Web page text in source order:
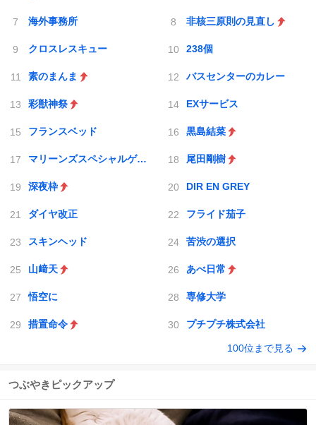
海外事務所 非核三原則の見直し
クロスレスキュー 238個
素のまんま バスセンターのカレー
彩獣神祭 EXサービス
フランスベッド 黒島結菜
マリーンズスペシャルゲーム 尾田剛樹
深夜枠 DIR EN GREY
ダイヤ改正 フライド茄子
スキンヘッド 苦渋の選択
山﨑天 あべ日常
悟空に 専修大学
措置命令 プチプチ株式会社
100位まで見る
つぶやきピックアップ